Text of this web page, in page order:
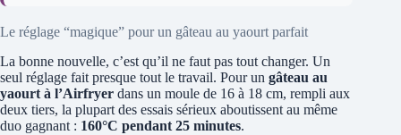
Le réglage “magique” pour un gâteau au yaourt parfait
La bonne nouvelle, c’est qu’il ne faut pas tout changer. Un
seul réglage fait presque tout le travail. Pour un gâteau au
yaourt à l’Airfryer dans un moule de 16 à 18 cm, rempli aux
deux tiers, la plupart des essais sérieux aboutissent au même
duo gagnant : 160°C pendant 25 minutes.